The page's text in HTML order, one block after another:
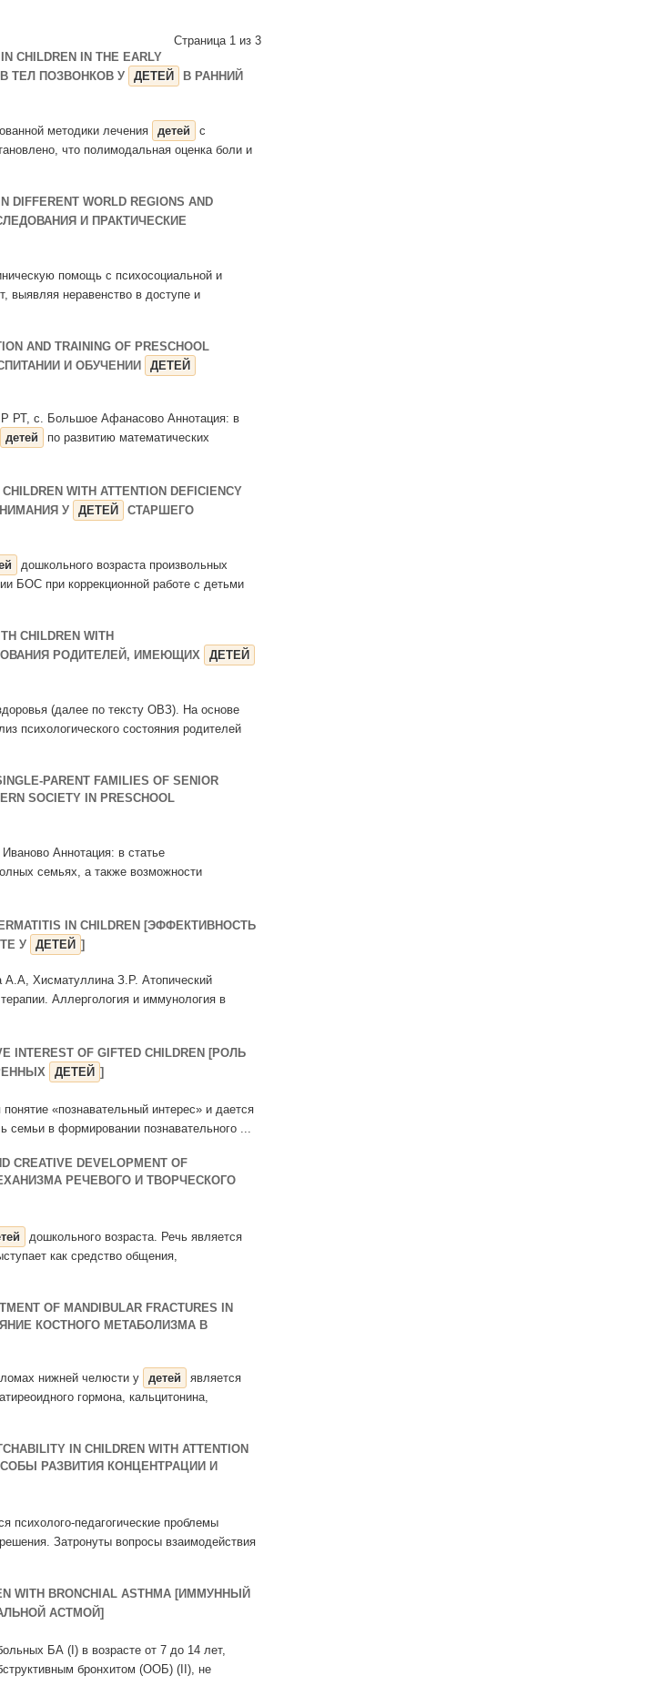
Страница 1 из 3
CHILDREN IN THE EARLY
ТЕЛ ПОЗВОНКОВ У
ДЕТЕЙ
В РАННИЙ
методики лечения детей
с
что полимодальная оценка боли и
DIFFERENT WORLD REGIONS AND
И ПРАКТИЧЕСКИЕ
помощь с психосоциальной и
выявляя неравенство в доступе и
AND TRAINING OF PRESCHOOL
И ОБУЧЕНИИ
ДЕТЕЙ
РТ, с. Большое Афанасово Аннотация: в
детей
по развитию математических
WITH ATTENTION DEFICIENCY
У
ДЕТЕЙ
СТАРШЕГО
дошкольного возраста произвольных
БОС при коррекционной работе с детьми
CHILDREN WITH
РОДИТЕЛЕЙ, ИМЕЮЩИХ
ДЕТЕЙ
(далее по тексту ОВЗ). На основе
психологического состояния родителей
PARENT FAMILIES OF SENIOR
SOCIETY IN PRESCHOOL
Аннотация: в статье
семьях, а также возможности
IN CHILDREN [ЭФФЕКТИВНОСТЬ
У
ДЕТЕЙ ]
Хисматуллина З.Р. Атопический
Аллергология и иммунология в
INTEREST OF GIFTED CHILDREN [РОЛЬ
ДЕТЕЙ ]
«познавательный интерес» и дается
семьи в формировании познавательного ...
CREATIVE DEVELOPMENT OF
РЕЧЕВОГО И ТВОРЧЕСКОГО
дошкольного возраста. Речь является
как средство общения,
OF MANDIBULAR FRACTURES IN
КОСТНОГО МЕТАБОЛИЗМА В
нижней челюсти у детей
является
гормона, кальцитонина,
IN CHILDREN WITH ATTENTION
РАЗВИТИЯ КОНЦЕНТРАЦИИ И
психолого-педагогические проблемы
Затронуты вопросы взаимодействия
WITH BRONCHIAL ASTHMA [ИММУННЫЙ
АСТМОЙ]
БА (I) в возрасте от 7 до 14 лет,
бронхитом (ООБ) (II), не